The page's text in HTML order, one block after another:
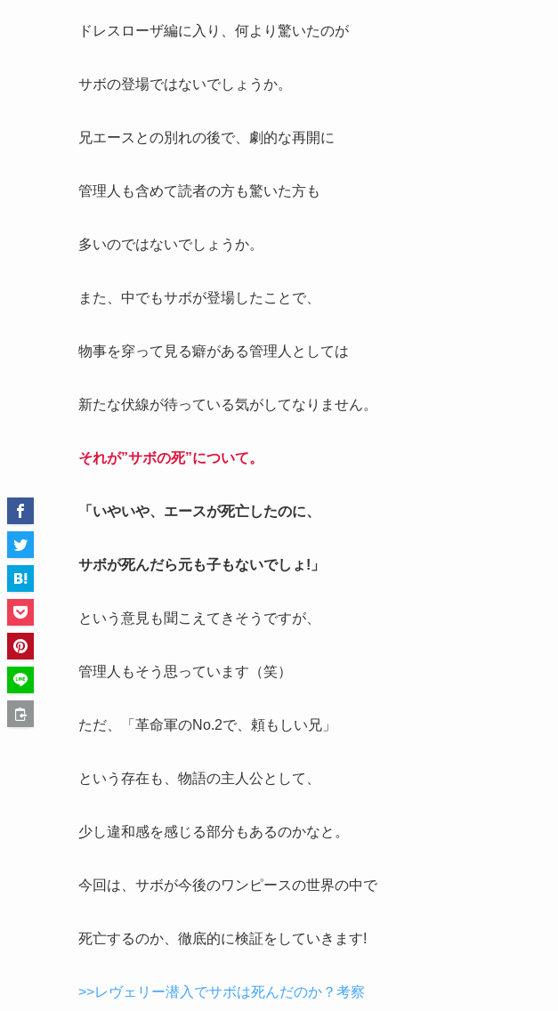
ドレスローザ編に入り、何より驚いたのが
サボの登場ではないでしょうか。
兄エースとの別れの後で、劇的な再開に
管理人も含めて読者の方も驚いた方も
多いのではないでしょうか。
また、中でもサボが登場したことで、
物事を穿って見る癖がある管理人としては
新たな伏線が待っている気がしてなりません。
それが”サボの死”について。
「いやいや、エースが死亡したのに、
サボが死んだら元も子もないでしょ!」
という意見も聞こえてきそうですが、
管理人もそう思っています（笑）
ただ、「革命軍のNo.2で、頼もしい兄」
という存在も、物語の主人公として、
少し違和感を感じる部分もあるのかなと。
今回は、サボが今後のワンピースの世界の中で
死亡するのか、徹底的に検証をしていきます!
>>レヴェリー潜入でサボは死んだのか？考察